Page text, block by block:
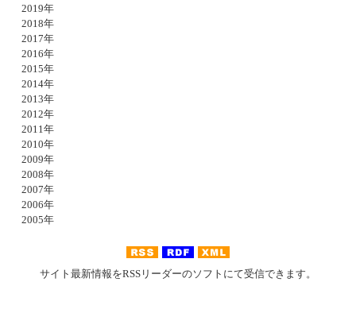
2019年
2018年
2017年
2016年
2015年
2014年
2013年
2012年
2011年
2010年
2009年
2008年
2007年
2006年
2005年
サイト最新情報をRSSリーダーのソフトにて受信できます。